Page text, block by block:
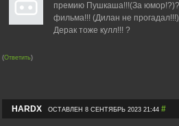
премию Пушкаша!!!(За
фильма!!! (Дилан не
Дерак тоже кулл!!! ?
(Ответить)
HARDX ОСТАВЛЕН 8 СЕНТЯБРЬ 2023 21:44 #